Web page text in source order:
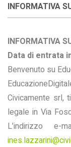
INFORMATIVA
INFORMATIVA
Data di entrata
Benvenuto su
Civicamente srl,
legale in Via
L’indirizzo